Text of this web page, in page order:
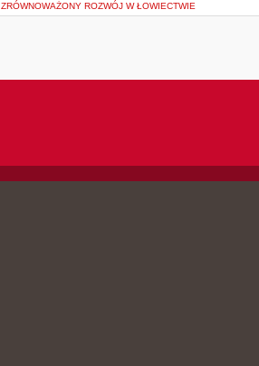
ZRÓWNOWAŻONY ROZWÓJ W ŁOWIECTWIE